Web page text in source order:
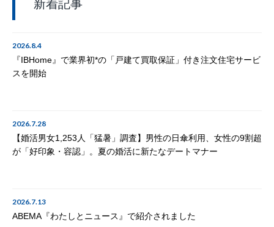
新着記事
2026.8.4
『IBHome』で業界初*の「戸建て買取保証」付き注文住宅サービ
スを開始
2026.7.28
【婚活男女1,253人「猛暑」調査】男性の日傘利用、女性の9割超
が「好印象・容認」。夏の婚活に新たなデートマナー
2026.7.13
ABEMA『わたしとニュース』で紹介されました